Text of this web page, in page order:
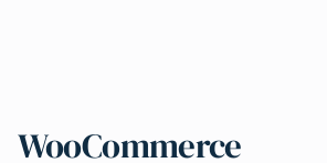
WooCommerce